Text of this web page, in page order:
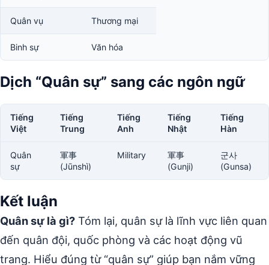
Quân vụ Thương mại
Binh sự Văn hóa
Dịch “Quân sự” sang các ngôn ngữ
Tiếng
Việt
Tiếng
Trung
Tiếng
Anh
Tiếng
Nhật
Tiếng
Hàn
Quân
sự
軍事
(Jūnshì)
Military
軍事
(Gunji)
군사
(Gunsa)
Kết luận
Quân sự là gì? Tóm lại, quân sự là lĩnh vực liên quan
đến quân đội, quốc phòng và các hoạt động vũ
trang. Hiểu đúng từ “quân sự” giúp bạn nắm vững